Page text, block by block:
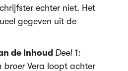
echter niet. Het
gegeven uit de
de inhoud Deel 1:
broer Vera loopt achter